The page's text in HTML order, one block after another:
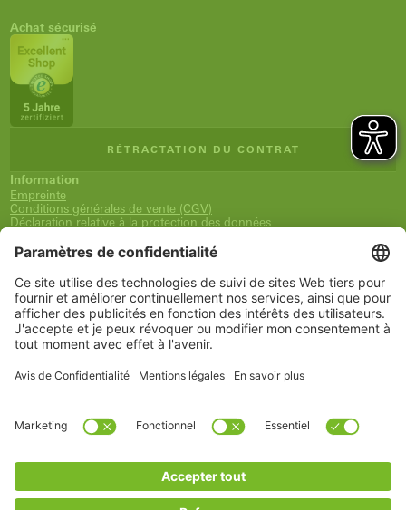
Achat sécurisé
RÉTRACTATION DU CONTRAT
Information
Empreinte
Conditions générales de vente (CGV)
Déclaration relative à la protection des données
Droit de rétractation
Déclaration d'accessibilité
Newsletter
Service
Panier
Liste de souhaits
www.schueco.com
Nos
Catégories